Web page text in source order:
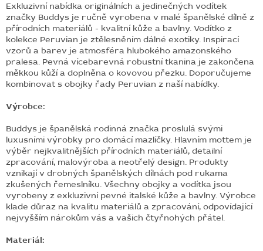
Exkluzivní nabídka originálních a jedinečných vodítek
značky Buddys je ručně vyrobena v malé španělské dílně z
přírodních materiálů - kvalitní kůže a bavlny. Vodítko z
kolekce Peruvian je ztělesněním dálné exotiky. Inspirací
vzorů a barev je atmosféra hlubokého amazonského
pralesa. Pevná vícebarevná robustní tkanina je zakončena
měkkou kůží a doplněna o kovovou přezku. Doporučujeme
kombinovat s obojky řady Peruvian z naší nabídky.
Výrobce:
Buddys je španělská rodinná značka proslulá svými
luxusními výrobky pro domácí mazlíčky. Hlavním mottem je
výběr nejkvalitnějších přírodních materiálů, detailní
zpracování, malovýroba a neotřelý design. Produkty
vznikají v drobných španělských dílnách pod rukama
zkušených řemeslníku. Všechny obojky a vodítka jsou
vyrobeny z exkluzivní pevné italské kůže a bavlny. Výrobce
klade důraz na kvalitu materiálů a zpracování, odpovídající
nejvyšším nárokům vás a vašich čtyřnohých přátel.
Materiál: